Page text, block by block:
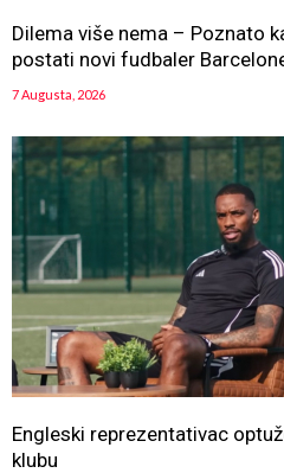
Dilema više nema – Poznato
postati novi fudbaler
7 Augusta, 2026
Engleski reprezentativac
klubu